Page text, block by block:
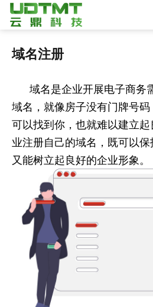
域名注册
域名是企业开展电子商务
域名，就像房子没有门牌号
可以找到你，也就难以建立
业注册自己的域名，既可以保
又能树立起良好的企业形象。